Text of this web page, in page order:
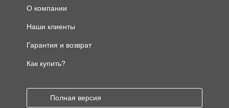
О компании
Наши клиенты
Гарантия и возврат
Как купить?
Полная версия